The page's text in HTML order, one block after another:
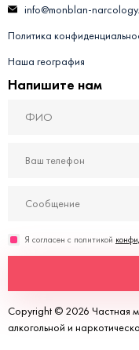
info@monblan-
Политика
Наша география
Напишите нам
Я согласен с политикой
Copyright © 2026 Частная
алкогольной и